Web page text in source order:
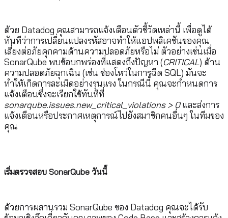
ด้วย Datadog คุณสามารถแจ้งเตือนตัวชี้วัดเหล่านี้ เพื่อดูได้
ทันทีว่าการเปลี่ยนแปลงรหัสอาจทำให้แอปพลิเคชันของคุณ
เสี่ยงต่อภัยคุกคามด้านความปลอดภัยหรือไม่ ตัวอย่างเช่นเมื่อ
SonarQube พบข้อบกพร่องที่แสดงถึงปัญหา (CRITICAL) ด้าน
ความปลอดภัยฉุกเฉิน (เช่น ช่องโหว่ในการฉีด SQL) มันจะ
ทำให้เกิดการละเมิดอย่างรุนแรง ในกรณีนี้ คุณจะกำหนดการ
แจ้งเตือนซึ่งจะเรียกใช้ทันทีที่
sonarqube.issues.new_critical_violations > 0และส่งการ
แจ้งเตือนหรือประกาศเหตุการณ์ไปยังสมาชิกคนอื่นๆ ในทีมของ
คุณ
เริ่มตรวจสอบ SonarQube วันนี้
ด้วยการผสานรวม SonarQube ของ Datadog คุณจะได้รับ